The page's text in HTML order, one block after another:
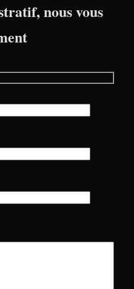
nous vous